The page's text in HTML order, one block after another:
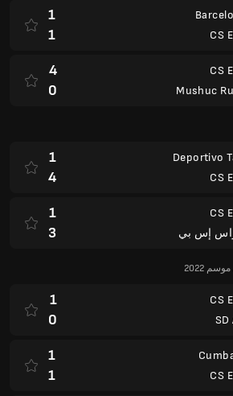
CS
1
1
CS
Mushuc
4
0
Deportivo
CS
1
4
CS
إس بي
1
3
2022
CS
SD
1
0
CS
1
1